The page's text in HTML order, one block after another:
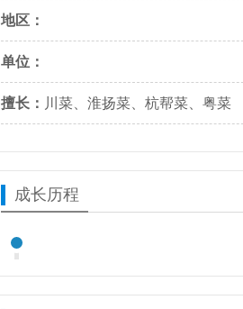
地区：
单位：
擅长： 川菜、淮扬菜、杭帮菜、粤菜
成长历程